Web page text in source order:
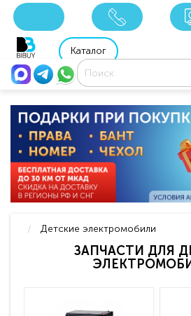
8 800 201 92 06
Каталог
Детские электромобили
ЗАПЧАСТИ ДЛЯ